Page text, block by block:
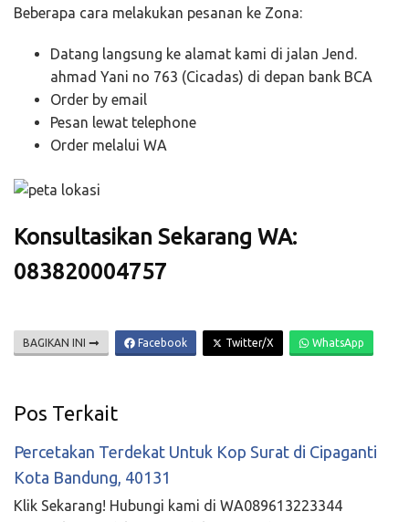
Beberapa cara melakukan pesanan ke Zona:
Datang langsung ke alamat kami di jalan Jend.
ahmad Yani no 763 (Cicadas) di depan bank BCA
Order by email
Pesan lewat telephone
Order melalui WA
Konsultasikan Sekarang WA:
083820004757
BAGIKAN INI Facebook Twitter/X WhatsApp
Pos Terkait
Percetakan Terdekat Untuk Kop Surat di Cipaganti
Kota Bandung, 40131
Klik Sekarang! Hubungi kami di WA089613223344